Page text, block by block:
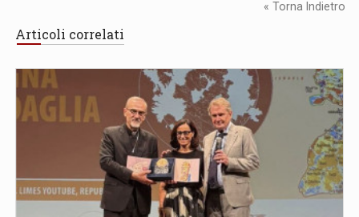
« Torna Indietro
Articoli correlati